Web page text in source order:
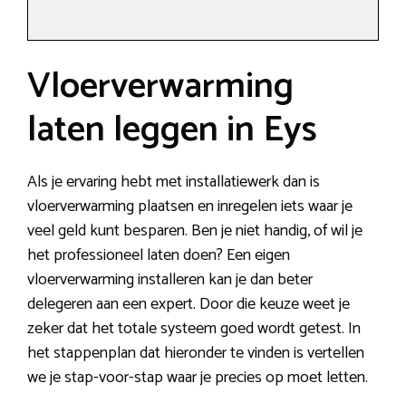
Vloerverwarming
laten leggen in Eys
Als je ervaring hebt met installatiewerk dan is
vloerverwarming plaatsen en inregelen iets waar je
veel geld kunt besparen. Ben je niet handig, of wil je
het professioneel laten doen? Een eigen
vloerverwarming installeren kan je dan beter
delegeren aan een expert. Door die keuze weet je
zeker dat het totale systeem goed wordt getest. In
het stappenplan dat hieronder te vinden is vertellen
we je stap-voor-stap waar je precies op moet letten.